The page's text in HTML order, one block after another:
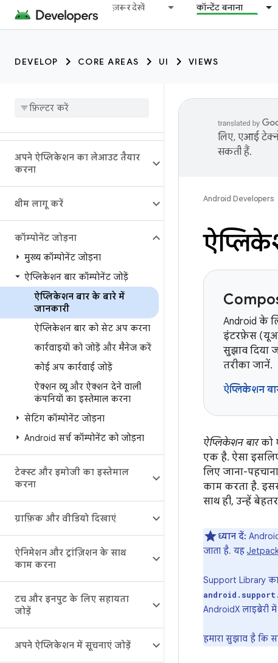
ज़रूर देखें कॉन्टेंट बनाना
DEVELOP CORE AREAS UI VIEWS
अपने ऐप्लिकेशन का लेआउट तैयार
करना
थीम लागू करें
कॉम्पोनेंट जोड़ना
मुख्य कॉम्पोनेंट जोड़ना
ऐप्लिकेशन बार कॉम्पोनेंट जोड़ें
ऐप्लिकेशन बार के बारे में
जानकारी
ऐप्लिकेशन बार को सेट अप करना
कार्रवाइयों को जोड़ें और मैनेज करें
कोई अप कार्रवाई जोड़ें
ऐक्शन व्यू और ऐक्शन देने वाली
कंपनियों का इस्तेमाल करना
सेटिंग कॉम्पोनेंट जोड़ना
Android सर्च कॉम्पोनेंट को जोड़ना
टेक्स्ट और इमोजी का इस्तेमाल
करना
ग्राफ़िक और वीडियो दिखाएं
ऐनिमेशन और ट्रांज़िशन के साथ
काम करना
टच और इनपुट के लिए सहायता
जोड़ें
अपने ऐप्लिकेशन में सूचनाएं जोड़ें
लिए, एआई
सकती हैं.
Android Developers
Android के
इंटरफ़ेस
सुझाव दिया
तरीका जानें.
ऐप्लिकेशन
ऐप्लिकेशन बारको
एक है. ऐसा
लिए जाना-
काम करता है.
साथ ही, उन्हें
ध्यान दें:
जाता है. यह
Support Library
AndroidX लाइब्रेरी
हमारा सुझाव है कि